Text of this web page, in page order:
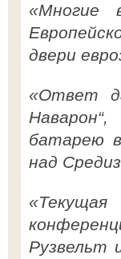
«Многие
двери
«Ответ
батарею
над
Рузвельт